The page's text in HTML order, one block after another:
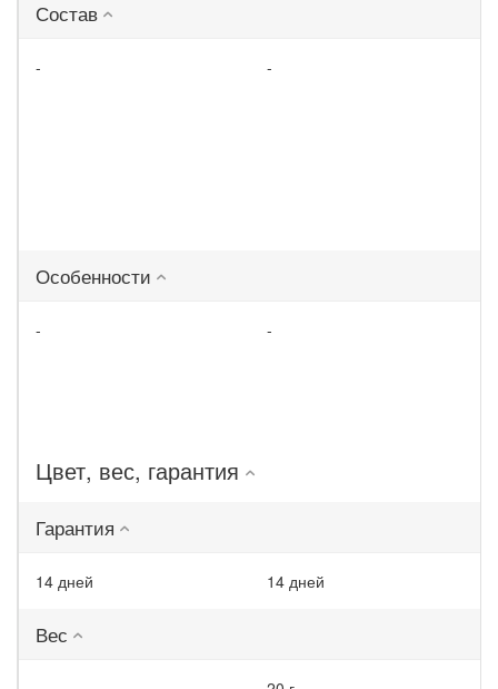
Состав
- -
Особенности
- -
Цвет, вес, гарантия
Гарантия
14 дней 14 дней
Вес